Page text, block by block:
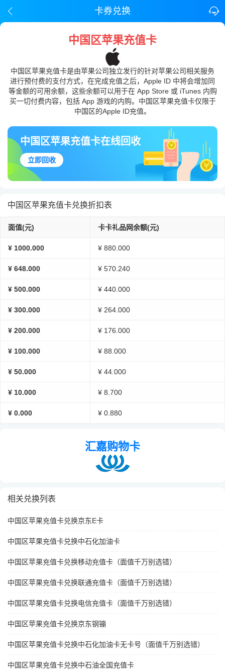
卡券兑换
中国区苹果充值卡
中国区苹果充值卡是由苹果公司独立发行的针对苹果公司相关服务
进行预付费的支付方式，在完成充值之后，Apple ID 中将会增加同
等金额的可用余额，这些余额可以用于在 App Store 或 iTunes 内购
买一切付费内容，包括 App 游戏的内购。中国区苹果充值卡仅限于
中国区的Apple ID充值。
中国区苹果充值卡在线回收
立即回收
中国区苹果充值卡兑换折扣表
面值(元) 卡卡礼品网余额(元)
¥ 1000.000 ¥ 880.000
¥ 648.000 ¥ 570.240
¥ 500.000 ¥ 440.000
¥ 300.000 ¥ 264.000
¥ 200.000 ¥ 176.000
¥ 100.000 ¥ 88.000
¥ 50.000 ¥ 44.000
¥ 10.000 ¥ 8.700
¥ 0.000 ¥ 0.880
汇嘉购物卡
相关兑换列表
中国区苹果充值卡兑换京东E卡
中国区苹果充值卡兑换中石化加油卡
中国区苹果充值卡兑换移动充值卡（面值千万别选错）
中国区苹果充值卡兑换联通充值卡（面值千万别选错）
中国区苹果充值卡兑换电信充值卡（面值千万别选错）
中国区苹果充值卡兑换京东钢镚
中国区苹果充值卡兑换中石化加油卡无卡号（面值千万别选错）
中国区苹果充值卡兑换中石油全国充值卡